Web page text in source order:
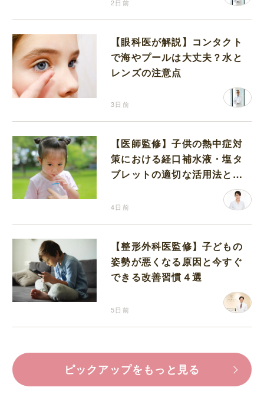
2日前
【眼科医が解説】コンタクト
で海やプールは大丈夫？水と
レンズの注意点
3日前
【医師監修】子供の熱中症対
策における経口補水液・塩タ
ブレットの適切な活用法と水
4日前
【整形外科医監修】子どもの
姿勢が悪くなる原因と今すぐ
できる改善習慣４選
5日前
ピックアップをもっと見る